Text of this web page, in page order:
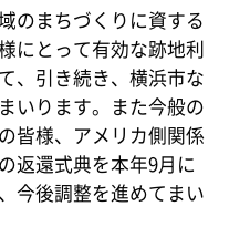
のまちづくりに資する
にとって有効な跡地利
、引き続き、横浜市な
いります。また今般の
皆様、アメリカ側関係
返還式典を本年9月に
今後調整を進めてまい